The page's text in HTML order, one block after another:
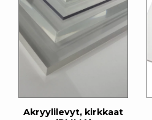
Akryylilevyt, kirkkaat